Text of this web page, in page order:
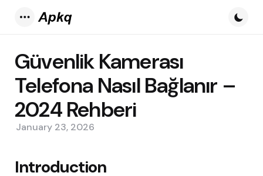
Güvenlik Kamerası
Telefona Nasıl Bağlanır –
2024 Rehberi
January 23, 2026
Introduction